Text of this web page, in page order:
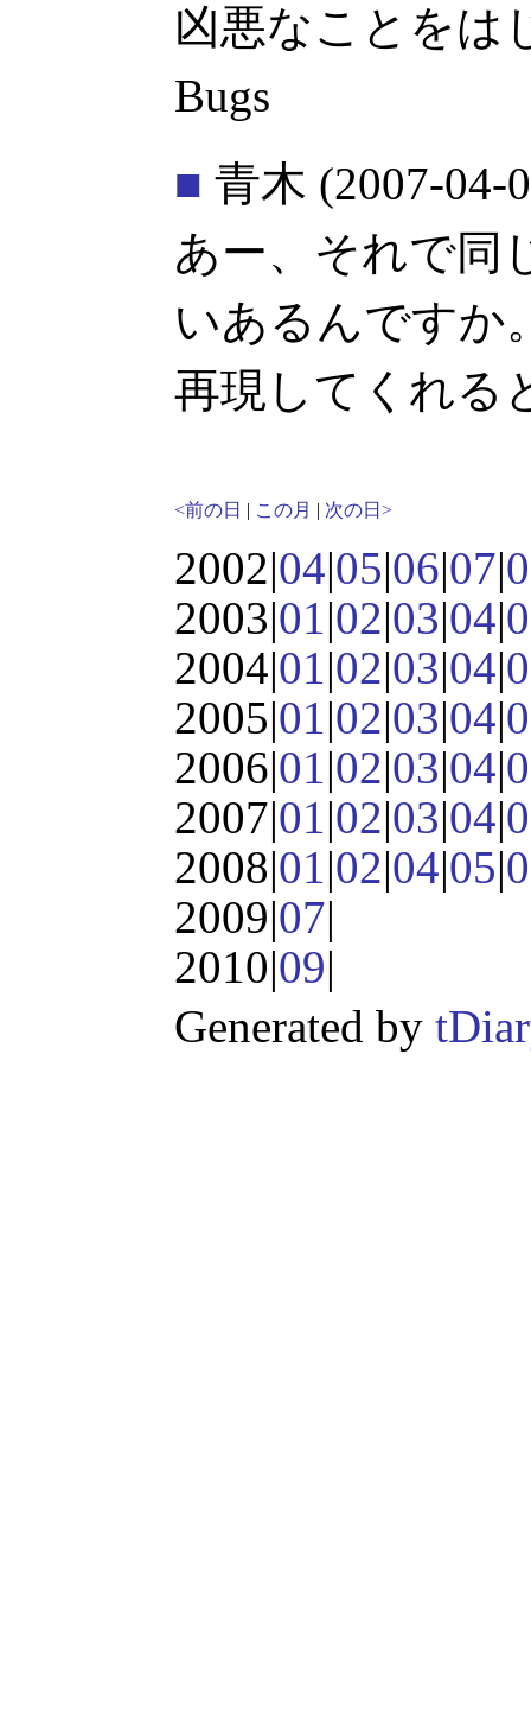
凶悪なことをは
Bugs
■ 青木 (2007-04-
あー、それで同
いあるんですか
再現してくれる
<前の日 | この月 | 次の日>
2002|04|05|06|07|
2003|01|02|03|04|
2004|01|02|03|04|
2005|01|02|03|04|
2006|01|02|03|04|
2007|01|02|03|04|
2008|01|02|04|05|
2009|07|
2010|09|
Generated by